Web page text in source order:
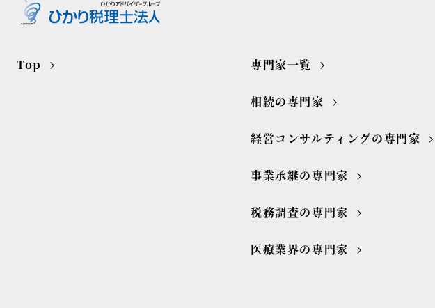
Top 専門家一覧
相続の専門家
経営コンサルティングの専門家
事業承継の専門家
税務調査の専門家
医療業界の専門家